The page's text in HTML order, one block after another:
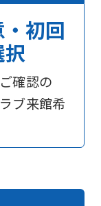
初回
択
確認の
ブ来館希